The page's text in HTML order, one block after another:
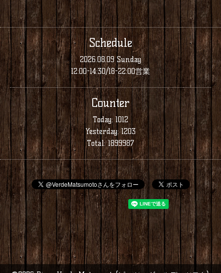
Schedule
2026.08.09 Sunday
12:00-14:30/18-22:00営業
Counter
Today:1012
Yesterday:1203
Total:1899987